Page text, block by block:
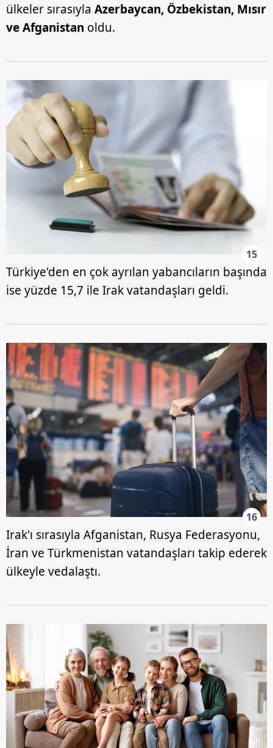
ülkeler sırasıyla Azerbaycan, Özbekistan, Mısır
ve Afganistan oldu.
15
Türkiye'den en çok ayrılan yabancıların başında
ise yüzde 15,7 ile Irak vatandaşları geldi.
16
Irak'ı sırasıyla Afganistan, Rusya Federasyonu,
İran ve Türkmenistan vatandaşları takip ederek
ülkeyle vedalaştı.